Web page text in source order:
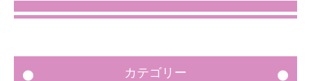
お知らせ
お問い合わせ
カテゴリー